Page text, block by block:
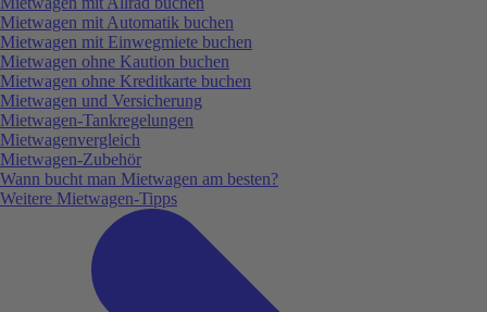
Mietwagen mit Automatik buchen
Mietwagen mit Einwegmiete buchen
Mietwagen ohne Kaution buchen
Mietwagen ohne Kreditkarte buchen
Mietwagen und Versicherung
Mietwagen-Tankregelungen
Mietwagenvergleich
Mietwagen-Zubehör
Wann bucht man Mietwagen am besten?
Weitere Mietwagen-Tipps